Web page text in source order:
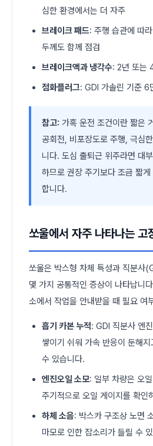
심한 환경에서는 더 자주
브레이크 패드: 주행 습관에 따
두께도 함께 점검
브레이크액과 냉각수: 2년 또는
점화플러그: GDI 가솔린 기준 6
참고: 가혹 운전 조건이란 짧은
공회전, 비포장도로 주행, 극심
니다. 도심 출퇴근 위주라면 대
하므로 권장 주기보다 조금 짧
합니다.
쏘울에서 자주 나타나는 고
쏘울은 박스형 차체 특성과 직분사
몇 가지 공통적인 증상이 나타납니
소에서 작업을 안내받을 때 필요 여
흡기 카본 누적: GDI 직분사 엔
쌓이기 쉬워 가속 반응이 둔해
수 있습니다.
엔진오일 소모: 일부 차량은 오
주기적으로 오일 게이지를 확인
하체 소음: 박스카 구조상 노면
마모로 인한 잡소리가 들릴 수